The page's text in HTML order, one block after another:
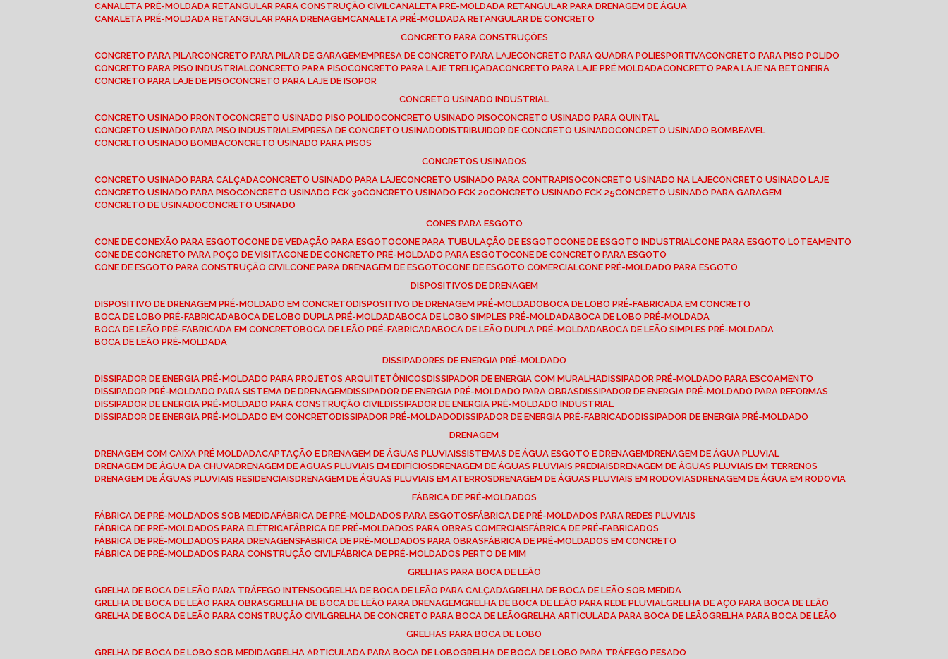
CANALETA PRÉ-MOLDADA RETANGULAR PARA CONSTRUÇÃO CIVIL CANALETA PRÉ-MOLDADA RETANGULAR PARA DRENAGEM DE ÁGUA
CANALETA PRÉ-MOLDADA RETANGULAR PARA DRENAGEM CANALETA PRÉ-MOLDADA RETANGULAR DE CONCRETO
CONCRETO PARA CONSTRUÇÕES
CONCRETO PARA PILAR CONCRETO PARA PILAR DE GARAGEM EMPRESA DE CONCRETO PARA LAJE CONCRETO PARA QUADRA POLIESPORTIVA CONCRETO PARA PISO POLIDO
CONCRETO PARA PISO INDUSTRIAL CONCRETO PARA PISO CONCRETO PARA LAJE TRELIÇADA CONCRETO PARA LAJE PRÉ MOLDADA CONCRETO PARA LAJE NA BETONEIRA
CONCRETO PARA LAJE DE PISO CONCRETO PARA LAJE DE ISOPOR
CONCRETO USINADO INDUSTRIAL
CONCRETO USINADO PRONTO CONCRETO USINADO PISO POLIDO CONCRETO USINADO PISO CONCRETO USINADO PARA QUINTAL
CONCRETO USINADO PARA PISO INDUSTRIAL EMPRESA DE CONCRETO USINADO DISTRIBUIDOR DE CONCRETO USINADO CONCRETO USINADO BOMBEAVEL
CONCRETO USINADO BOMBA CONCRETO USINADO PARA PISOS
CONCRETOS USINADOS
CONCRETO USINADO PARA CALÇADA CONCRETO USINADO PARA LAJE CONCRETO USINADO PARA CONTRAPISO CONCRETO USINADO NA LAJE CONCRETO USINADO LAJE
CONCRETO USINADO PARA PISO CONCRETO USINADO FCK 30 CONCRETO USINADO FCK 20 CONCRETO USINADO FCK 25 CONCRETO USINADO PARA GARAGEM
CONCRETO DE USINADO CONCRETO USINADO
CONES PARA ESGOTO
CONE DE CONEXÃO PARA ESGOTO CONE DE VEDAÇÃO PARA ESGOTO CONE PARA TUBULAÇÃO DE ESGOTO CONE DE ESGOTO INDUSTRIAL CONE PARA ESGOTO LOTEAMENTO
CONE DE CONCRETO PARA POÇO DE VISITA CONE DE CONCRETO PRÉ-MOLDADO PARA ESGOTO CONE DE CONCRETO PARA ESGOTO
CONE DE ESGOTO PARA CONSTRUÇÃO CIVIL CONE PARA DRENAGEM DE ESGOTO CONE DE ESGOTO COMERCIAL CONE PRÉ-MOLDADO PARA ESGOTO
DISPOSITIVOS DE DRENAGEM
DISPOSITIVO DE DRENAGEM PRÉ-MOLDADO EM CONCRETO DISPOSITIVO DE DRENAGEM PRÉ-MOLDADO BOCA DE LOBO PRÉ-FABRICADA EM CONCRETO
BOCA DE LOBO PRÉ-FABRICADA BOCA DE LOBO DUPLA PRÉ-MOLDADA BOCA DE LOBO SIMPLES PRÉ-MOLDADA BOCA DE LOBO PRÉ-MOLDADA
BOCA DE LEÃO PRÉ-FABRICADA EM CONCRETO BOCA DE LEÃO PRÉ-FABRICADA BOCA DE LEÃO DUPLA PRÉ-MOLDADA BOCA DE LEÃO SIMPLES PRÉ-MOLDADA
BOCA DE LEÃO PRÉ-MOLDADA
DISSIPADORES DE ENERGIA PRÉ-MOLDADO
DISSIPADOR DE ENERGIA PRÉ-MOLDADO PARA PROJETOS ARQUITETÔNICOS DISSIPADOR DE ENERGIA COM MURALHA DISSIPADOR PRÉ-MOLDADO PARA ESCOAMENTO
DISSIPADOR PRÉ-MOLDADO PARA SISTEMA DE DRENAGEM DISSIPADOR DE ENERGIA PRÉ-MOLDADO PARA OBRAS DISSIPADOR DE ENERGIA PRÉ-MOLDADO PARA REFORMAS
DISSIPADOR DE ENERGIA PRÉ-MOLDADO PARA CONSTRUÇÃO CIVIL DISSIPADOR DE ENERGIA PRÉ-MOLDADO INDUSTRIAL
DISSIPADOR DE ENERGIA PRÉ-MOLDADO EM CONCRETO DISSIPADOR PRÉ-MOLDADO DISSIPADOR DE ENERGIA PRÉ-FABRICADO DISSIPADOR DE ENERGIA PRÉ-MOLDADO
DRENAGEM
DRENAGEM COM CAIXA PRÉ MOLDADA CAPTAÇÃO E DRENAGEM DE ÁGUAS PLUVIAIS SISTEMAS DE ÁGUA ESGOTO E DRENAGEM DRENAGEM DE ÁGUA PLUVIAL
DRENAGEM DE ÁGUA DA CHUVA DRENAGEM DE ÁGUAS PLUVIAIS EM EDIFÍCIOS DRENAGEM DE ÁGUAS PLUVIAIS PREDIAIS DRENAGEM DE ÁGUAS PLUVIAIS EM TERRENOS
DRENAGEM DE ÁGUAS PLUVIAIS RESIDENCIAIS DRENAGEM DE ÁGUAS PLUVIAIS EM ATERROS DRENAGEM DE ÁGUAS PLUVIAIS EM RODOVIAS DRENAGEM DE ÁGUA EM RODOVIA
FÁBRICA DE PRÉ-MOLDADOS
FÁBRICA DE PRÉ-MOLDADOS SOB MEDIDA FÁBRICA DE PRÉ-MOLDADOS PARA ESGOTOS FÁBRICA DE PRÉ-MOLDADOS PARA REDES PLUVIAIS
FÁBRICA DE PRÉ-MOLDADOS PARA ELÉTRICA FÁBRICA DE PRÉ-MOLDADOS PARA OBRAS COMERCIAIS FÁBRICA DE PRÉ-FABRICADOS
FÁBRICA DE PRÉ-MOLDADOS PARA DRENAGENS FÁBRICA DE PRÉ-MOLDADOS PARA OBRAS FÁBRICA DE PRÉ-MOLDADOS EM CONCRETO
FÁBRICA DE PRÉ-MOLDADOS PARA CONSTRUÇÃO CIVIL FÁBRICA DE PRÉ-MOLDADOS PERTO DE MIM
GRELHAS PARA BOCA DE LEÃO
GRELHA DE BOCA DE LEÃO PARA TRÁFEGO INTENSO
GRELHA DE BOCA DE LEÃO PARA CALÇADA
GRELHA DE BOCA DE LEÃO SOB MEDIDA
GRELHA DE BOCA DE LEÃO PARA OBRAS
GRELHA DE BOCA DE LEÃO PARA DRENAGEM GRELHA DE BOCA DE LEÃO PARA REDE PLUVIAL
GRELHA DE AÇO PARA BOCA DE LEÃO
GRELHA DE BOCA DE LEÃO PARA CONSTRUÇÃO CIVIL
GRELHA DE CONCRETO PARA BOCA DE LEÃO GRELHA ARTICULADA PARA BOCA DE LEÃO
GRELHA PARA BOCA DE LEÃO
GRELHAS PARA BOCA DE LOBO
GRELHA DE BOCA DE LOBO SOB MEDIDA
GRELHA ARTICULADA PARA BOCA DE LOBO
GRELHA DE BOCA DE LOBO PARA TRÁFEGO PESADO